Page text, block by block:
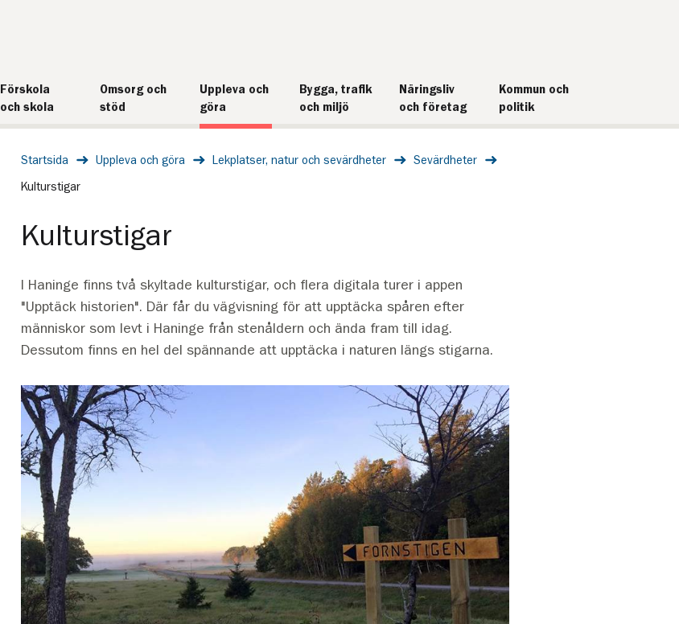
Förskola
och skola
Omsorg och
stöd
Uppleva och
göra
Bygga, trafik
och miljö
Näringsliv
och företag
Kommun och
politik
Startsida Uppleva och göra Lekplatser, natur och sevärdheter Sevärdheter
Kulturstigar
Kulturstigar
I Haninge finns två skyltade kulturstigar, och flera digitala turer i appen
"Upptäck historien". Där får du vägvisning för att upptäcka spåren efter
människor som levt i Haninge från stenåldern och ända fram till idag.
Dessutom finns en hel del spännande att upptäcka i naturen längs stigarna.